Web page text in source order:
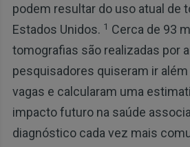
podem resultar do uso atual de
Estados Unidos. 1 Cerca de 93
tomografias são realizadas por
pesquisadores quiseram ir
vagas e calcularam uma
impacto futuro na saúde
diagnóstico cada vez mais